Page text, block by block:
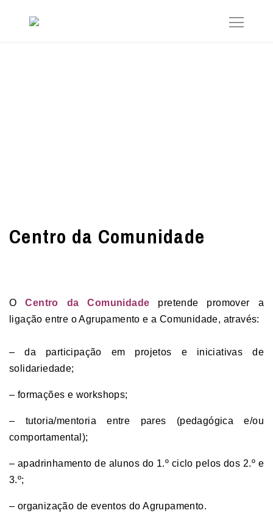
Centro da Comunidade
OCentro da Comunidade pretende promover a
ligação entre o Agrupamento e a Comunidade, através:
– da participação em projetos e iniciativas de
solidariedade;
– formações e workshops;
– tutoria/mentoria entre pares (pedagógica e/ou
comportamental);
– apadrinhamento de alunos do 1.º ciclo pelos dos 2.º e
3.º;
– organização de eventos do Agrupamento.